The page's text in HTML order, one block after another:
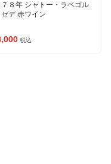
７８年 シャトー・ラベゴル
ゼデ 赤ワイン
税込